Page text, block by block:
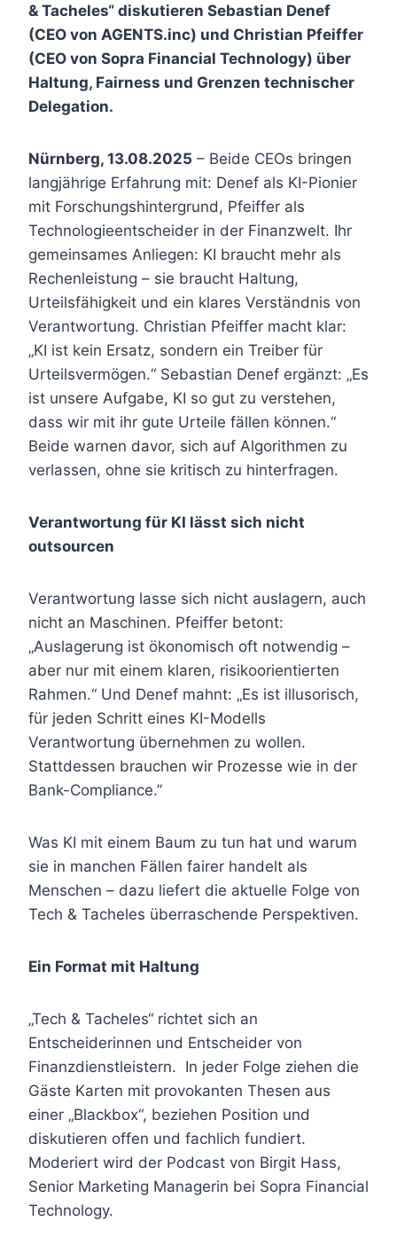
& Tacheles“ diskutieren Sebastian Denef
(CEO von AGENTS.inc) und Christian Pfeiffer
(CEO von Sopra Financial Technology) über
Haltung, Fairness und Grenzen technischer
Delegation.
Nürnberg, 13.08.2025 – Beide CEOs bringen
langjährige Erfahrung mit: Denef als KI-Pionier
mit Forschungshintergrund, Pfeiffer als
Technologieentscheider in der Finanzwelt. Ihr
gemeinsames Anliegen: KI braucht mehr als
Rechenleistung – sie braucht Haltung,
Urteilsfähigkeit und ein klares Verständnis von
Verantwortung. Christian Pfeiffer macht klar:
„KI ist kein Ersatz, sondern ein Treiber für
Urteilsvermögen.“ Sebastian Denef ergänzt: „Es
ist unsere Aufgabe, KI so gut zu verstehen,
dass wir mit ihr gute Urteile fällen können.“
Beide warnen davor, sich auf Algorithmen zu
verlassen, ohne sie kritisch zu hinterfragen.
Verantwortung für KI lässt sich nicht
outsourcen
Verantwortung lasse sich nicht auslagern, auch
nicht an Maschinen. Pfeiffer betont:
„Auslagerung ist ökonomisch oft notwendig –
aber nur mit einem klaren, risikoorientierten
Rahmen.“ Und Denef mahnt: „Es ist illusorisch,
für jeden Schritt eines KI-Modells
Verantwortung übernehmen zu wollen.
Stattdessen brauchen wir Prozesse wie in der
Bank-Compliance.”
Was KI mit einem Baum zu tun hat und warum
sie in manchen Fällen fairer handelt als
Menschen – dazu liefert die aktuelle Folge von
Tech & Tacheles überraschende Perspektiven.
Ein Format mit Haltung
„Tech & Tacheles“ richtet sich an
Entscheiderinnen und Entscheider von
Finanzdienstleistern. In jeder Folge ziehen die
Gäste Karten mit provokanten Thesen aus
einer „Blackbox“, beziehen Position und
diskutieren offen und fachlich fundiert.
Moderiert wird der Podcast von Birgit Hass,
Senior Marketing Managerin bei Sopra Financial
Technology.